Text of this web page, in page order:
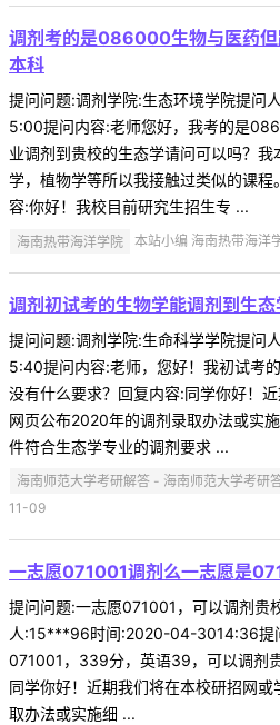
调剂考的是086000生物与医药但
本科
提问问题:调剂学院:生态环境学院提
5:00提问内容:老师您好，我考的是
业调剂到贵校的生态学请问可以吗？
学，植物学等所以我接触过类似的课
容:你好！我校目前研究生招生专 ...
海南热带海洋学院 本站小编 海南热带海
调剂初试考的生物学能调剂到生
提问问题:调剂学院:生命科学学院提
5:40提问内容:老师，您好！我初试考
没有什么要求？回复内容:同学你好！
网页公布2020年的调剂录取办法或实
件符合生态学专业的调剂要求 ...
海南师范大学考研解答 - 海南师范大学考研
11-09
一志愿071001调剂么一志愿是
提问问题:一志愿071001，可以调剂贵
人:15***96时间:2020-04-3014:36提
071001，339分，英语39，可以调剂
同学你好！近期我们将在本校研招网
取办法或实施细 ...